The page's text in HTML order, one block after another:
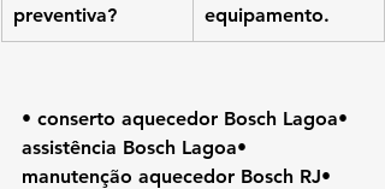
preventiva?
equipamento.
• conserto aquecedor Bosch Lagoa•
assistência Bosch Lagoa•
manutenção aquecedor Bosch RJ•